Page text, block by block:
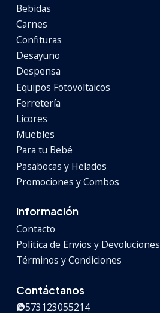
Bebidas
Carnes
Confituras
Desayuno
Despensa
Equipos Fotovoltaicos
Ferretería
Licores
Muebles
Para tu Bebé
Pasabocas y Helados
Promociones y Combos
Información
Contacto
Política de Envíos y Devoluciones
Términos y Condiciones
Contáctanos
573123055214